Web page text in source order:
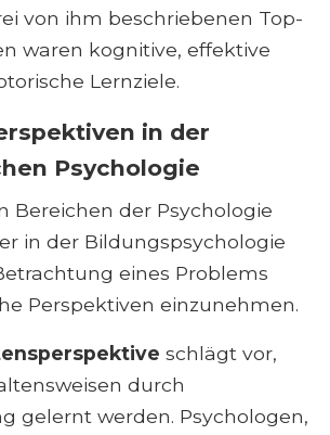
von ihm beschriebenen Top-
waren kognitive, effektive
Lernziele.
in der
Psychologie
Bereichen der Psychologie
in der Bildungspsychologie
eines Problems
Perspektiven einzunehmen.
schlägt vor,
durch
gelernt werden. Psychologen,